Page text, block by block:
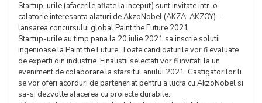
Startup-urile (afacerile aflate la inceput) sunt invitate intr-o
calatorie interesanta alaturi de AkzoNobel (AKZA; AKZOY) –
lansarea concursului global Paint the Future 2021.
Startup-urile au timp pana la 20 iulie 2021 sa inscrie solutii
ingenioase la Paint the Future. Toate candidaturile vor fi evaluate
de experti din industrie. Finalistii selectati vor fi invitati la un
eveniment de colaborare la sfarsitul anului 2021. Castigatorilor li
se vor oferi acorduri de parteneriat pentru a lucra cu AkzoNobel si
sa-si dezvolte afacerea cu proiecte durabile.